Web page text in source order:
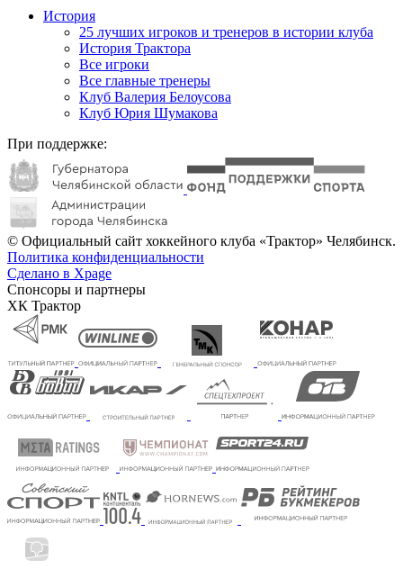
История
25 лучших игроков и тренеров в истории клуба
История Трактора
Все игроки
Все главные тренеры
Клуб Валерия Белоусова
Клуб Юрия Шумакова
При поддержке:
© Официальный сайт хоккейного клуба «Трактор» Челябинск.
Политика конфиденциальности
Сделано в Xpage
Спонсоры и партнеры
ХК Трактор